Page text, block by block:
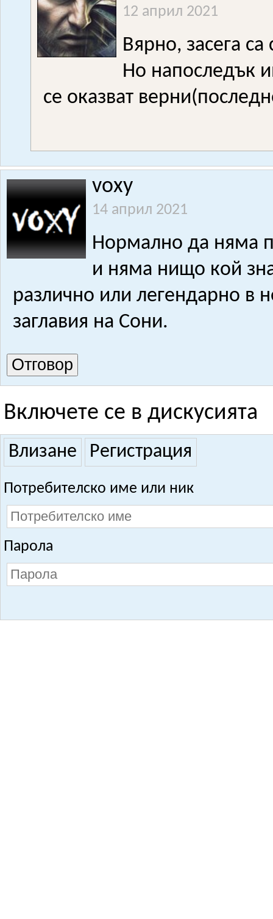
12 април 2021
Вярно, засега
Но напоследък
се оказват
voxy
14 април 2021
Нормално да няма
и няма нищо кой
различно или легендарно в
заглавия на Сони.
Отговор
Включете се в дискусията
Влизане Регистрация
Потребителско име или ник
Парола